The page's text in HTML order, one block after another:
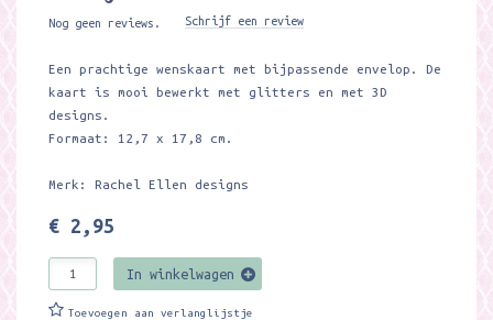
Nog geen reviews. Schrijf een review
Een prachtige wenskaart met bijpassende envelop. De
kaart is mooi bewerkt met glitters en met 3D
designs.
Formaat: 12,7 x 17,8 cm.
Merk: Rachel Ellen designs
€ 2,95
In winkelwagen
Toevoegen aan verlanglijstje